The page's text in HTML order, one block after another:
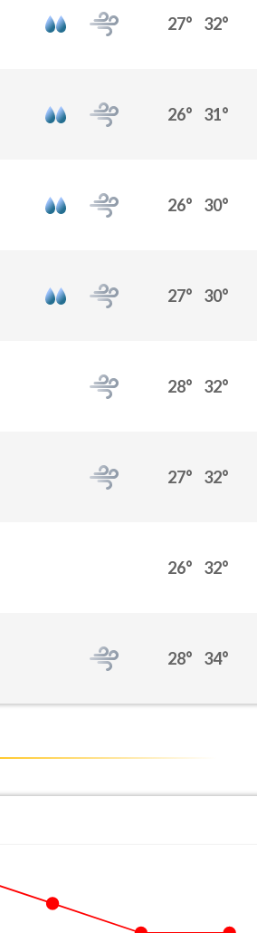
27° 32°
26° 31°
26° 30°
27° 30°
28° 32°
27° 32°
26° 32°
28° 34°